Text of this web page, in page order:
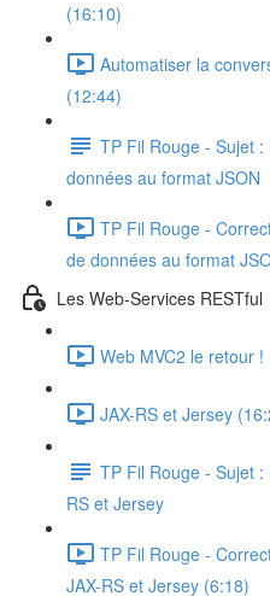
(16:10)
Automatiser la
(12:44)
TP Fil Rouge - Sujet
données au format JSON
TP Fil Rouge -
de données au format
Les Web-Services RESTful
Web MVC2 le retour !
JAX-RS et Jersey
TP Fil Rouge - Sujet
RS et Jersey
TP Fil Rouge -
JAX-RS et Jersey (6:18)